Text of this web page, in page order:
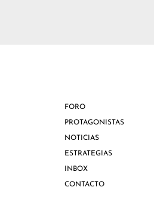
FORO
PROTAGONISTAS
NOTICIAS
ESTRATEGIAS
INBOX
CONTACTO